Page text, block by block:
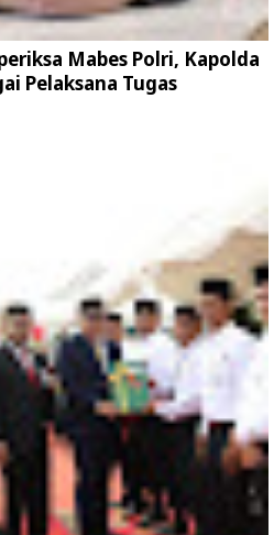
Mabes Polri, Kapolda
Pelaksana Tugas